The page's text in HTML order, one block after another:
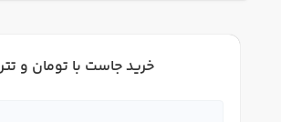
خرید جاست با تومان و تتر